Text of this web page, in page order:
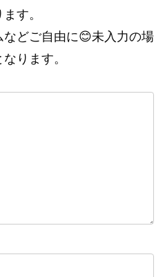
す。
どご自由に😊未入力の場
ります。